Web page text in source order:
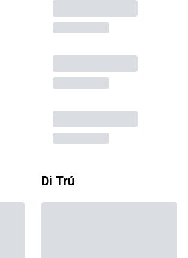
Di Trú